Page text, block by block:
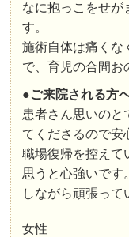
なに抱っこをせが
す。
施術自体は痛くな
で、育児の合間お
●ご来院される方
患者さん思いのと
てくださるので安
職場復帰を控えて
思うと心強いです
しながら頑張って
女性